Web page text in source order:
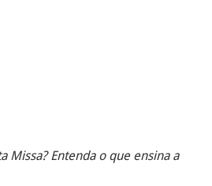
Missa? Entenda o que ensina a